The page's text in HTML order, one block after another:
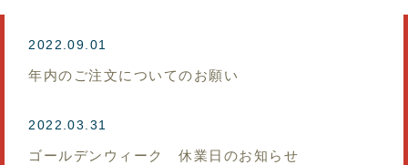
2022.09.01
年内のご注文についてのお願い
2022.03.31
ゴールデンウィーク 休業日のお知らせ